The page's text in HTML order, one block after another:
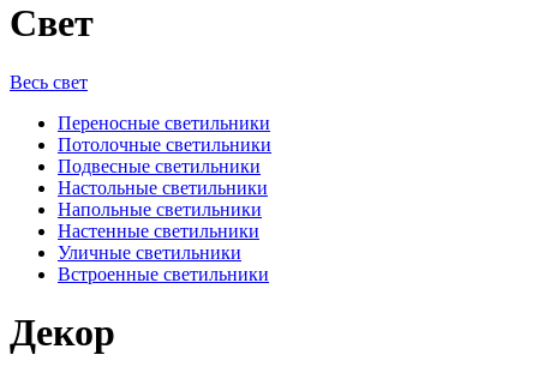
Свет
Весь свет
Переносные светильники
Потолочные светильники
Подвесные светильники
Настольные светильники
Напольные светильники
Настенные светильники
Уличные светильники
Встроенные светильники
Декор